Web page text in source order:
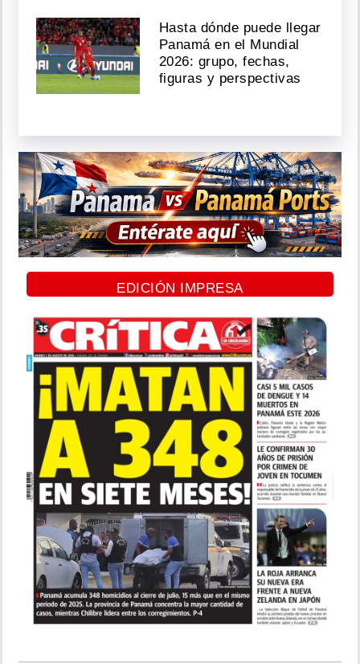
Hasta dónde puede llegar
Panamá en el Mundial
2026: grupo, fechas,
figuras y perspectivas
EDICIÓN IMPRESA